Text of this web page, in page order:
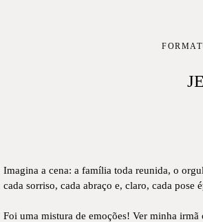
Imagina a cena: a família toda reunida, o
cada sorriso, cada abraço e, claro, cada pose
Foi uma mistura de emoções! Ver minha